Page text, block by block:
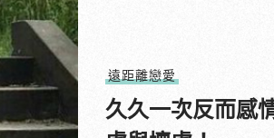
遠距離戀愛
久久一次反而感